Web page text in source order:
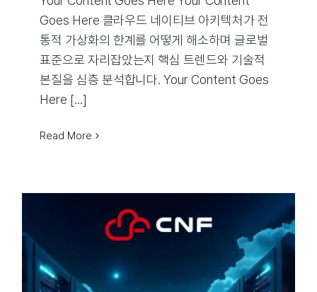
Goes Here 클라우드 네이티브 아키텍처가 전
통적 가상화의 한계를 어떻게 해소하며 글로벌
표준으로 자리잡았는지 핵심 트렌드와 기술적
본질을 심층 분석합니다. Your Content Goes
Here [...]
Read More